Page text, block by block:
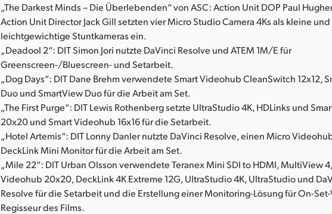
„The Darkest Minds – Die Überlebenden“ von ASC: Action Unit DOP Paul
Action Unit Director Jack Gill setzten vier Micro Studio Camera 4Ks als kleine und
leichtgewichtige Stuntkameras ein.
„Deadool 2“: DIT Simon Jori nutzte DaVinci Resolve und ATEM 1M/E für
Greenscreen-/Bluescreen- und Setarbeit.
„Dog Days“: DIT Dane Brehm verwendete Smart Videohub CleanSwitch 12x12,
Duo und SmartView Duo für die Arbeit am Set.
„The First Purge“: DIT Lewis Rothenberg setzte UltraStudio 4K, HDLinks und
20x20 und Smart Videohub 16x16 für die Setarbeit.
„Hotel Artemis“: DIT Lonny Danler nutzte DaVinci Resolve, einen Micro
DeckLink Mini Monitor für die Arbeit am Set.
„Mile 22“: DIT Urban Olsson verwendete Teranex Mini SDI to HDMI, MultiView
Videohub 20x20, DeckLink 4K Extreme 12G, UltraStudio 4K, UltraStudio und
Resolve für die Setarbeit und die Erstellung einer Monitoring-Lösung für On-Set-
Regisseur des Films.